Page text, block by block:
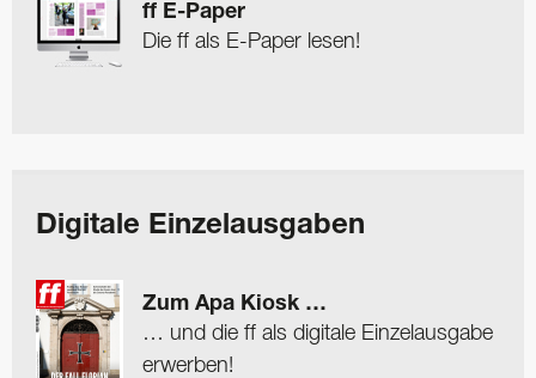
ff E-Paper
Die ff als E-Paper lesen!
Digitale Einzelausgaben
Zum Apa Kiosk …
… und die ff als digitale Einzelausgabe
erwerben!